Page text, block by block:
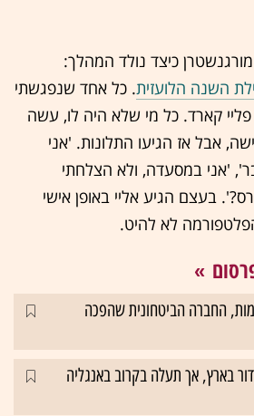
כיצד נולד המהלך:
השנה הלועזית. כל אחד שנפגשתי
קארד. כל מי שלא היה לו, עשה
אבל אז הגיעו התלונות. 'אני
'אני במסעדה, ולא הצלחתי
בעצם הגיע אליי באופן אישי
לא להיט.
החברה הביטחונית שהפכה
בארץ, אך תעלה בקרוב באנגליה